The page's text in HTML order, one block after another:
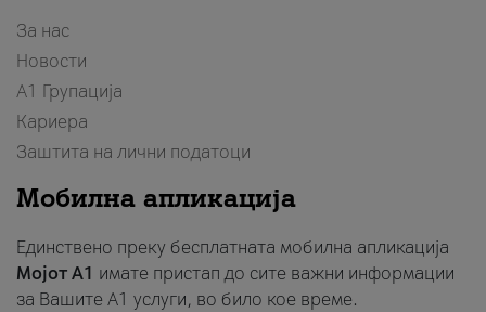
За нас
Новости
А1 Групација
Кариера
Заштита на лични податоци
Мобилна апликација
Единствено преку бесплатната мобилна апликација
Мојот A1 имате пристап до сите важни информации
за Вашите A1 услуги, во било кое време.